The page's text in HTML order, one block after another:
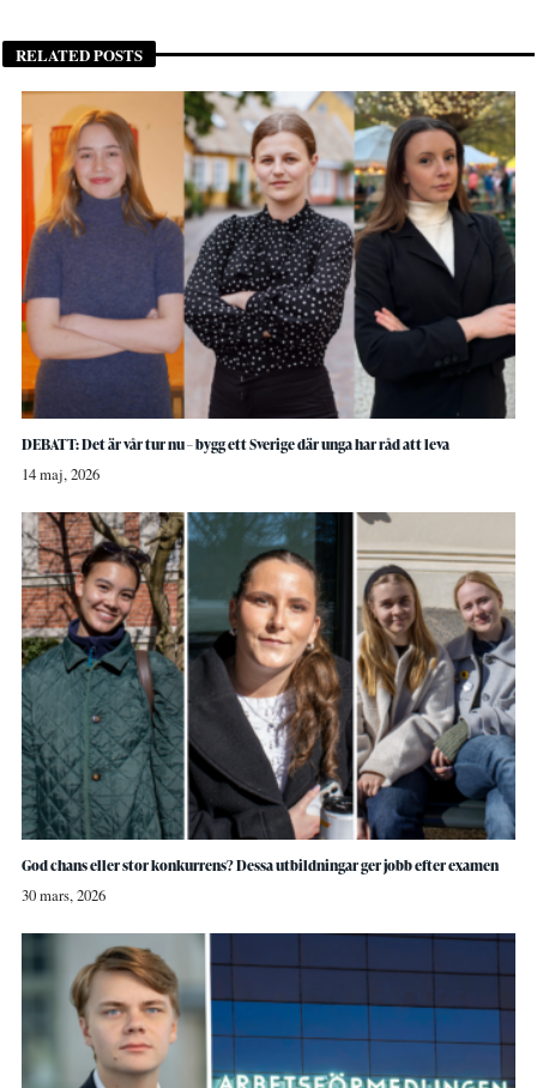
RELATED POSTS
DEBATT: Det är vår tur nu – bygg ett Sverige där unga har råd att leva
14 maj, 2026
God chans eller stor konkurrens? Dessa utbildningar ger jobb efter examen
30 mars, 2026